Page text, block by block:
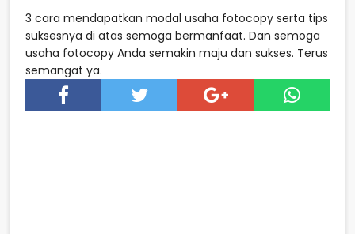
3 cara mendapatkan modal usaha fotocopy serta tips
suksesnya di atas semoga bermanfaat. Dan semoga
usaha fotocopy Anda semakin maju dan sukses. Terus
semangat ya.